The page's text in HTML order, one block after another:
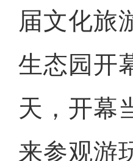
届文化旅
生态园开
天，开幕
来参观游